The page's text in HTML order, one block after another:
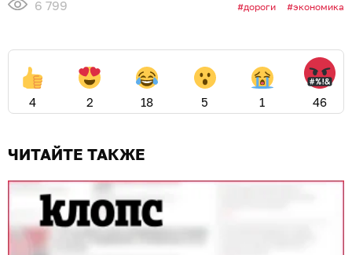
6 799 дороги экономика
4 2 18 5 1 46
ЧИТАЙТЕ ТАКЖЕ